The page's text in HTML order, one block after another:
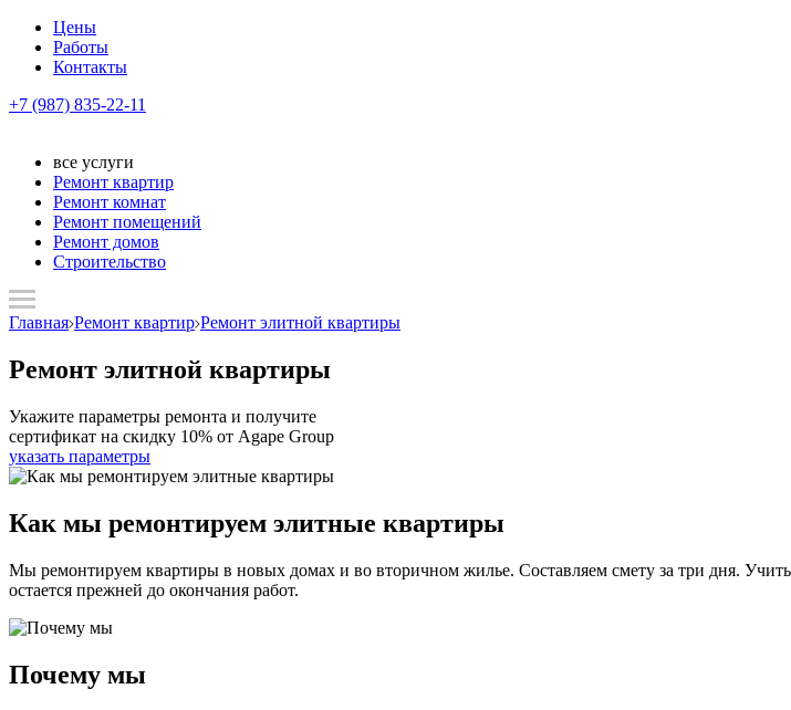
Цены
Работы
Контакты
+7 (987) 835-22-11
все услуги
Ремонт квартир
Ремонт комнат
Ремонт помещений
Ремонт домов
Строительство
Главная Ремонт квартир Ремонт элитной квартиры
Ремонт элитной квартиры
Укажите параметры ремонта и получите
сертификат на скидку 10% от Agape Group
указать параметры
Как мы ремонтируем элитные квартиры
Мы ремонтируем квартиры в новых домах и во вторичном жилье. Составляем смету за три дня.
остается прежней до окончания работ.
Почему мы